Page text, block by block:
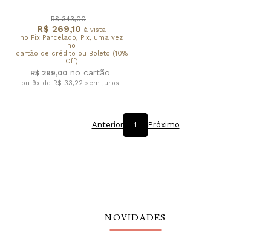
R$ 269,10 à vista
no Pix Parcelado, Pix, uma vez
no
cartão de crédito ou Boleto (10%
Off)
R$ 343,00
R$ 299,00
ou 9x de R$ 33,22 sem juros
Anterior 1 Próximo
NOVIDADES